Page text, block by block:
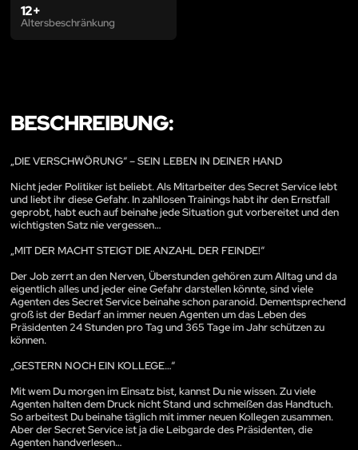
12+
Altersbeschränkung
BESCHREIBUNG:
„DIE VERSCHWÖRUNG“ – SEIN LEBEN IN DEINER HAND
Nicht jeder Politiker ist beliebt. Als Mitarbeiter des Secret Service lebt
und liebt ihr diese Gefahr. In zahllosen Trainings habt ihr den Ernstfall
geprobt, habt euch auf beinahe jede Situation gut vorbereitet und den
wichtigsten Satz nie vergessen…
„MIT DER MACHT STEIGT DIE ANZAHL DER FEINDE!“
Der Job zerrt an den Nerven, Überstunden gehören zum Alltag und da
eigentlich alles und jeder eine Gefahr darstellen könnte, sind viele
Agenten des Secret Service beinahe schon paranoid. Dementsprechend
groß ist der Bedarf an immer neuen Agenten um das Leben des
Präsidenten 24 Stunden pro Tag und 365 Tage im Jahr schützen zu
können.
„GESTERN NOCH EIN KOLLEGE…“
Mit wem Du morgen im Einsatz bist, kannst Du nie wissen. Zu viele
Agenten halten dem Druck nicht Stand und schmeißen das Handtuch.
So arbeitest Du beinahe täglich mit immer neuen Kollegen zusammen.
Aber der Secret Service ist ja die Leibgarde des Präsidenten, die
Agenten handverlesen…